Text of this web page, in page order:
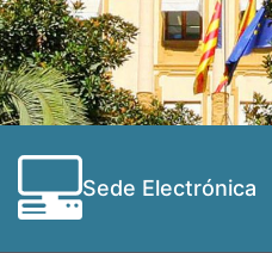
Sede Electrónica